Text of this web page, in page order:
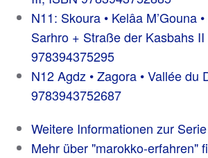
N11: Skoura • Kelâa M’Gouna •
Sarhro + Straße der Kasbahs II
978394375295
N12 Agdz • Zagora • Vallée du
9783943752687
Weitere Informationen zur Serie
Mehr über "marokko-erfahren"